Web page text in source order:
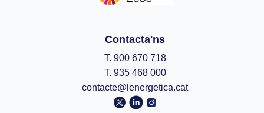
Contacta'ns
T. 900 670 718
T. 935 468 000
contacte@lenergetica.cat